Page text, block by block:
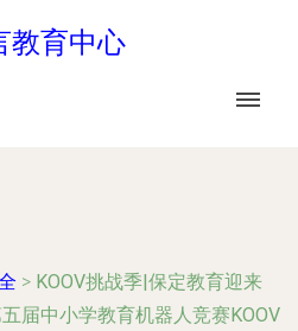
教育中心
> KOOV挑战季|保定教育迎来
届中小学教育机器人竞赛KOOV